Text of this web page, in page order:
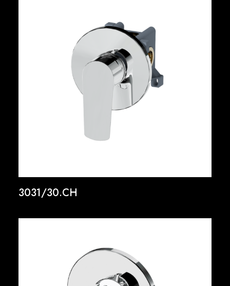
3031/30.CH